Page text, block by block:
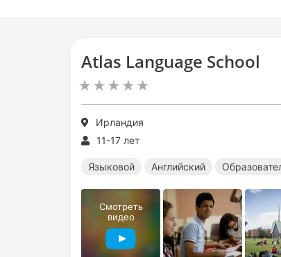
Atlas Language School
Ирландия
11-17 лет
Языковой Английский
Смотреть
видео